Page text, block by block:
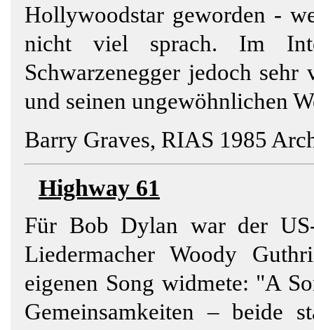
Hollywoodstar geworden -
nicht viel sprach. Im
Schwarzenegger jedoch
und seinen ungewöhnlichen
Barry Graves, RIAS 1985
Highway 61
Für Bob Dylan war der US-
Liedermacher Woody
eigenen Song widmete: "A
Gemeinsamkeiten – beide